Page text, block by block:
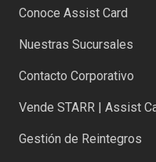
Conoce Assist Card
Nuestras Sucursales
Contacto Corporativo
Vende STARR | Assist
Gestión de Reintegros